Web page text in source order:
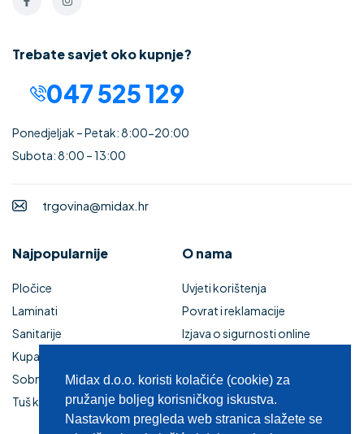
Trebate savjet oko kupnje?
047 525 129
Ponedjeljak – Petak: 8:00-20:00
Subota: 8:00 – 13:00
trgovina@midax.hr
Najpopularnije
Pločice
Laminati
Sanitarije
Kupaonski namještaj
Sobna vrata
Tuš kabine i kade
O nama
Uvjeti korištenja
Povrat i reklamacije
Izjava o sigurnosti online
Kupaonski namještaj
Zaštita privatnosti
Midax d.o.o. koristi kolačiće (cookie) za
pružanje boljeg korisničkog iskustva.
Nastavkom pregleda web stranica slažete se